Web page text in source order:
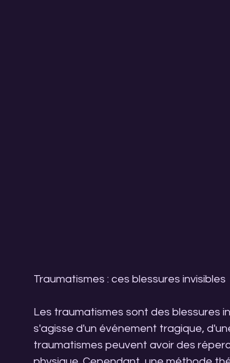
Traumatismes : ces blessures invisibles
Les traumatismes sont des blessures
s'agisse d'un événement tragique,
traumatismes peuvent avoir des